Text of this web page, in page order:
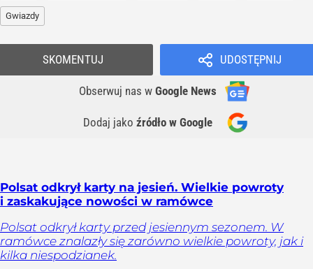
Gwiazdy
UDOSTĘPNIJ
Obserwuj nas w Google News
Dodaj jako źródło w Google
SKOMENTUJ
Polsat odkrył karty na jesień. Wielkie powroty
i zaskakujące nowości w ramówce
Polsat odkrył karty przed jesiennym sezonem. W
ramówce znalazły się zarówno wielkie powroty, jak i
kilka niespodzianek.